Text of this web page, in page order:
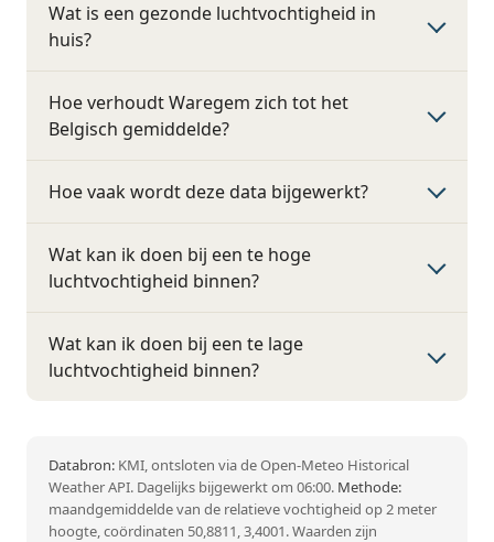
Wat is een gezonde luchtvochtigheid in
huis?
Hoe verhoudt Waregem zich tot het
Belgisch gemiddelde?
Hoe vaak wordt deze data bijgewerkt?
Wat kan ik doen bij een te hoge
luchtvochtigheid binnen?
Wat kan ik doen bij een te lage
luchtvochtigheid binnen?
Databron: KMI, ontsloten via de Open-Meteo Historical
Weather API. Dagelijks bijgewerkt om 06:00. Methode:
maandgemiddelde van de relatieve vochtigheid op 2 meter
hoogte, coördinaten 50,8811, 3,4001. Waarden zijn